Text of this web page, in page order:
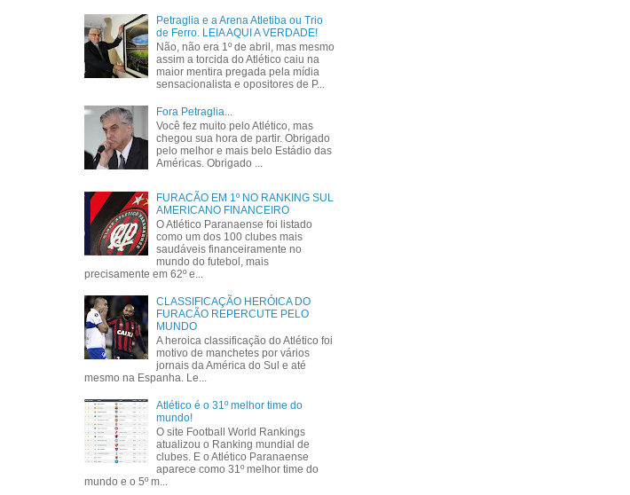
Petraglia e a Arena Atletiba ou Trio
de Ferro. LEIA AQUI A VERDADE!
Não, não era 1º de abril, mas mesmo
assim a torcida do Atlético caiu na
maior mentira pregada pela mídia
sensacionalista e opositores de P...
Fora Petraglia...
Você fez muito pelo Atlético, mas
chegou sua hora de partir. Obrigado
pelo melhor e mais belo Estádio das
Américas. Obrigado ...
FURACÃO EM 1º NO RANKING SUL
AMERICANO FINANCEIRO
O Atlético Paranaense foi listado
como um dos 100 clubes mais
saudáveis financeiramente no
mundo do futebol, mais
precisamente em 62º e...
CLASSIFICAÇÃO HERÓICA DO
FURACÃO REPERCUTE PELO
MUNDO
A heroica classificação do Atlético foi
motivo de manchetes por vários
jornais da América do Sul e até
mesmo na Espanha. Le...
Atlético é o 31º melhor time do
mundo!
O site Football World Rankings
atualizou o Ranking mundial de
clubes. E o Atlético Paranaense
aparece como 31º melhor time do
mundo e o 5º m...